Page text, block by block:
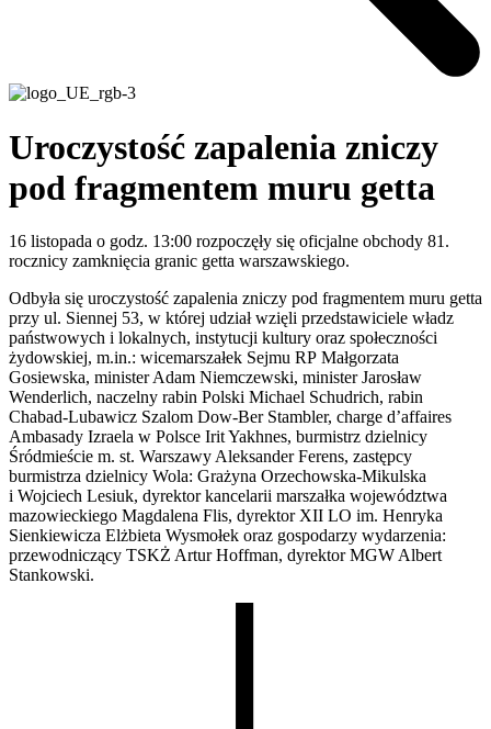
Uroczystość zapalenia zniczy
pod fragmentem muru getta
16 listopada o godz. 13:00 rozpoczęły się oficjalne obchody 81.
rocznicy zamknięcia granic getta warszawskiego.
Odbyła się uroczystość zapalenia zniczy pod fragmentem muru getta
przy ul. Siennej 53, w której udział wzięli przedstawiciele władz
państwowych i lokalnych, instytucji kultury oraz społeczności
żydowskiej, m.in.: wicemarszałek Sejmu RP Małgorzata
Gosiewska, minister Adam Niemczewski, minister Jarosław
Wenderlich, naczelny rabin Polski Michael Schudrich, rabin
Chabad-Lubawicz Szalom Dow-Ber Stambler, charge d’affaires
Ambasady Izraela w Polsce ​Irit Yakhnes, burmistrz dzielnicy
Śródmieście m. st. Warszawy Aleksander Ferens, zastępcy
burmistrza dzielnicy Wola: Grażyna Orzechowska-Mikulska
i Wojciech Lesiuk, dyrektor kancelarii marszałka województwa
mazowieckiego Magdalena Flis, dyrektor XII LO im. Henryka
Sienkiewicza Elżbieta Wysmołek oraz gospodarzy wydarzenia:
przewodniczący TSKŻ Artur Hoffman, dyrektor MGW Albert
Stankowski.